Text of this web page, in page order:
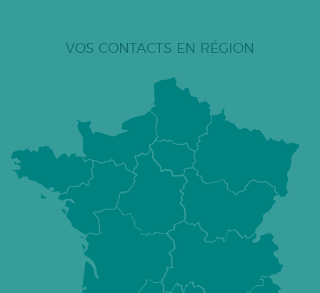
VOS CONTACTS EN RÉGION